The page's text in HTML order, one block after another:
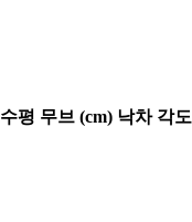
수평 무브 (cm) 낙차 각도